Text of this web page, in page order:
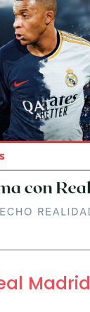
Madrid